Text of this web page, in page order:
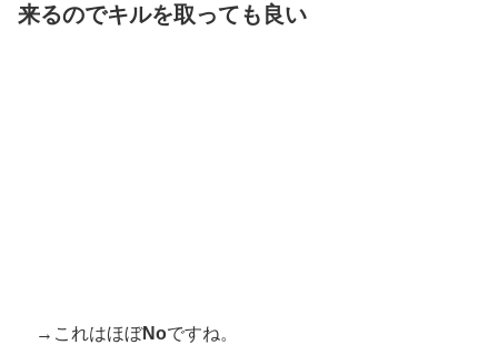
来るのでキルを取っても良い
→これはほぼNoですね。